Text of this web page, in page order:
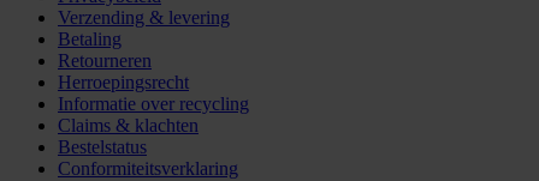
Verzending & levering
Betaling
Retourneren
Herroepingsrecht
Informatie over recycling
Claims & klachten
Bestelstatus
Conformiteitsverklaring